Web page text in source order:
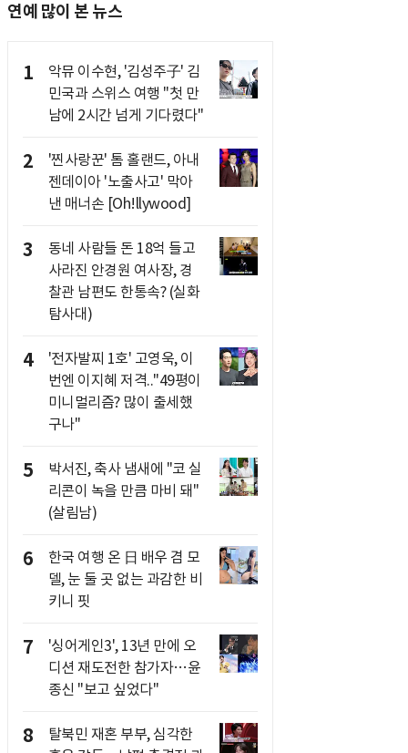
연예 많이 본 뉴스
1
악뮤 이수현, '김성주子' 김
민국과 스위스 여행 "첫 만
남에 2시간 넘게 기다렸다"
2
'찐사랑꾼' 톰 홀랜드, 아내
젠데이아 '노출사고' 막아
낸 매너손 [Oh!llywood]
3
동네 사람들 돈 18억 들고
사라진 안경원 여사장, 경
찰관 남편도 한통속? (실화
탐사대)
4
'전자발찌 1호' 고영욱, 이
번엔 이지혜 저격.."49평이
미니멀리즘? 많이 출세했
구나"
5
박서진, 축사 냄새에 "코 실
리콘이 녹을 만큼 마비 돼"
(살림남)
6
한국 여행 온 日 배우 겸 모
델, 눈 둘 곳 없는 과감한 비
키니 핏
7
'싱어게인3', 13년 만에 오
디션 재도전한 참가자…윤
종신 "보고 싶었다"
8
탈북민 재혼 부부, 심각한